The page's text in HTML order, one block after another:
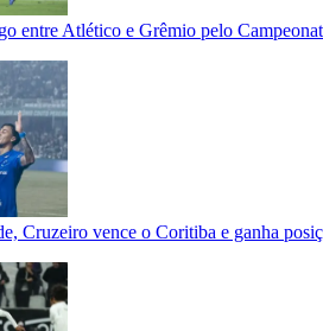
entre Atlético e Grêmio pelo
Cruzeiro vence o Coritiba e ganha